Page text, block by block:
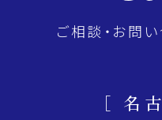
ご相談・お問
［ 名